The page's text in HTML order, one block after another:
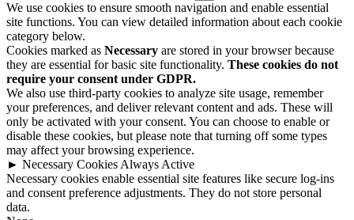
We use cookies to ensure smooth navigation and enable essential
site functions. You can view detailed information about each cookie
category below.
Cookies marked as Necessary are stored in your browser because
they are essential for basic site functionality. These cookies do not
require your consent under GDPR.
We also use third-party cookies to analyze site usage, remember
your preferences, and deliver relevant content and ads. These will
only be activated with your consent. You can choose to enable or
disable these cookies, but please note that turning off some types
may affect your browsing experience.
► Necessary Cookies Always Active
Necessary cookies enable essential site features like secure log-ins
and consent preference adjustments. They do not store personal
data.